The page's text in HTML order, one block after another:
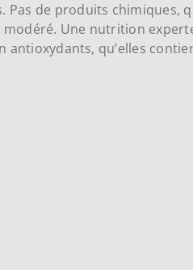
de produits chimiques,
Une nutrition
antioxydants, qu’elles